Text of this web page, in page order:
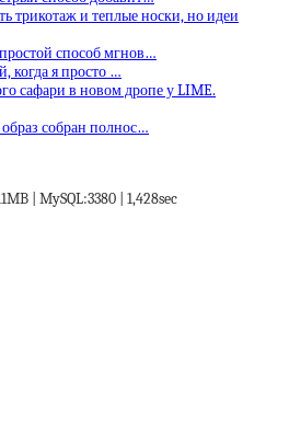
трикотаж и теплые носки, но идеи
способ мгнов…
когда я просто …
сафари в новом дропе у LIME.
собран полнос…
| MySQL:3380 | 1,428sec